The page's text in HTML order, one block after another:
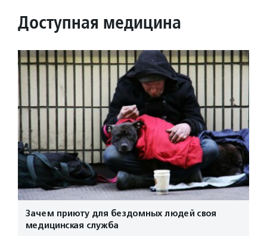
Доступная медицина
Зачем приюту для бездомных людей своя
медицинская служба